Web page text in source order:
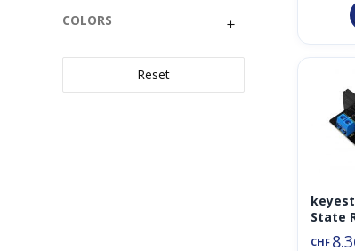
COLORS
Reset
State
Modul
CHF